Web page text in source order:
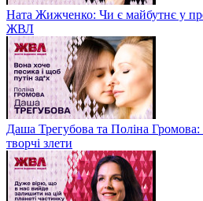
Ната Жижченко: Чи є майбутнє у
ЖВЛ
Даша Трегубова та Поліна Громова:
творчі злети